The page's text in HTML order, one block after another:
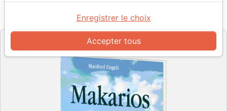
Je Sème
Accepter tous
Enregistrer le choix